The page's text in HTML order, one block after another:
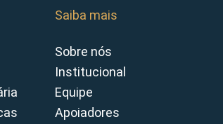
Saiba mais
Sobre nós
Institucional
Equipe
Apoiadores